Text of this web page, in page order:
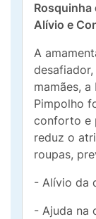
Rosquinha
Alívio e
A
mamães, a
Pimpolho
conforto e
reduz o
roupas,
- Alívio da
- Ajuda na